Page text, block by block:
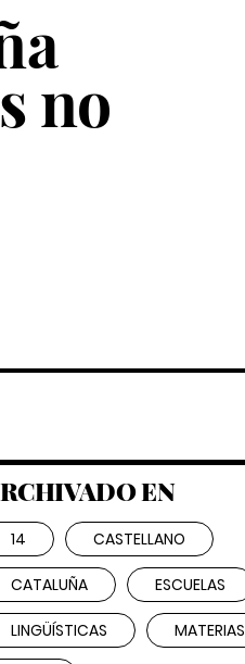
no
EN
14 CASTELLANO
CATALUÑA ESCUELAS
LINGÜÍSTICAS MATERIAS